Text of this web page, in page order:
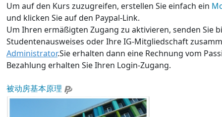
Um auf den Kurs zuzugreifen, erstellen Sie einfach ein
und klicken Sie auf den Paypal-Link.
Um Ihren ermäßigten Zugang zu aktivieren, senden Sie
Studentenausweises oder Ihre IG-Mitgliedschaft
Administrator.Sie erhalten dann eine Rechnung vom
Bezahlung erhalten Sie Ihren Login-Zugang.
被动房基本原理